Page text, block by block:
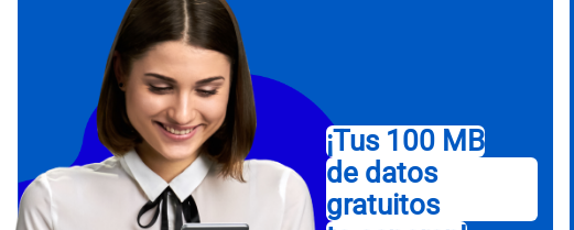
¡Tus 100 MB
de datos
gratuitos